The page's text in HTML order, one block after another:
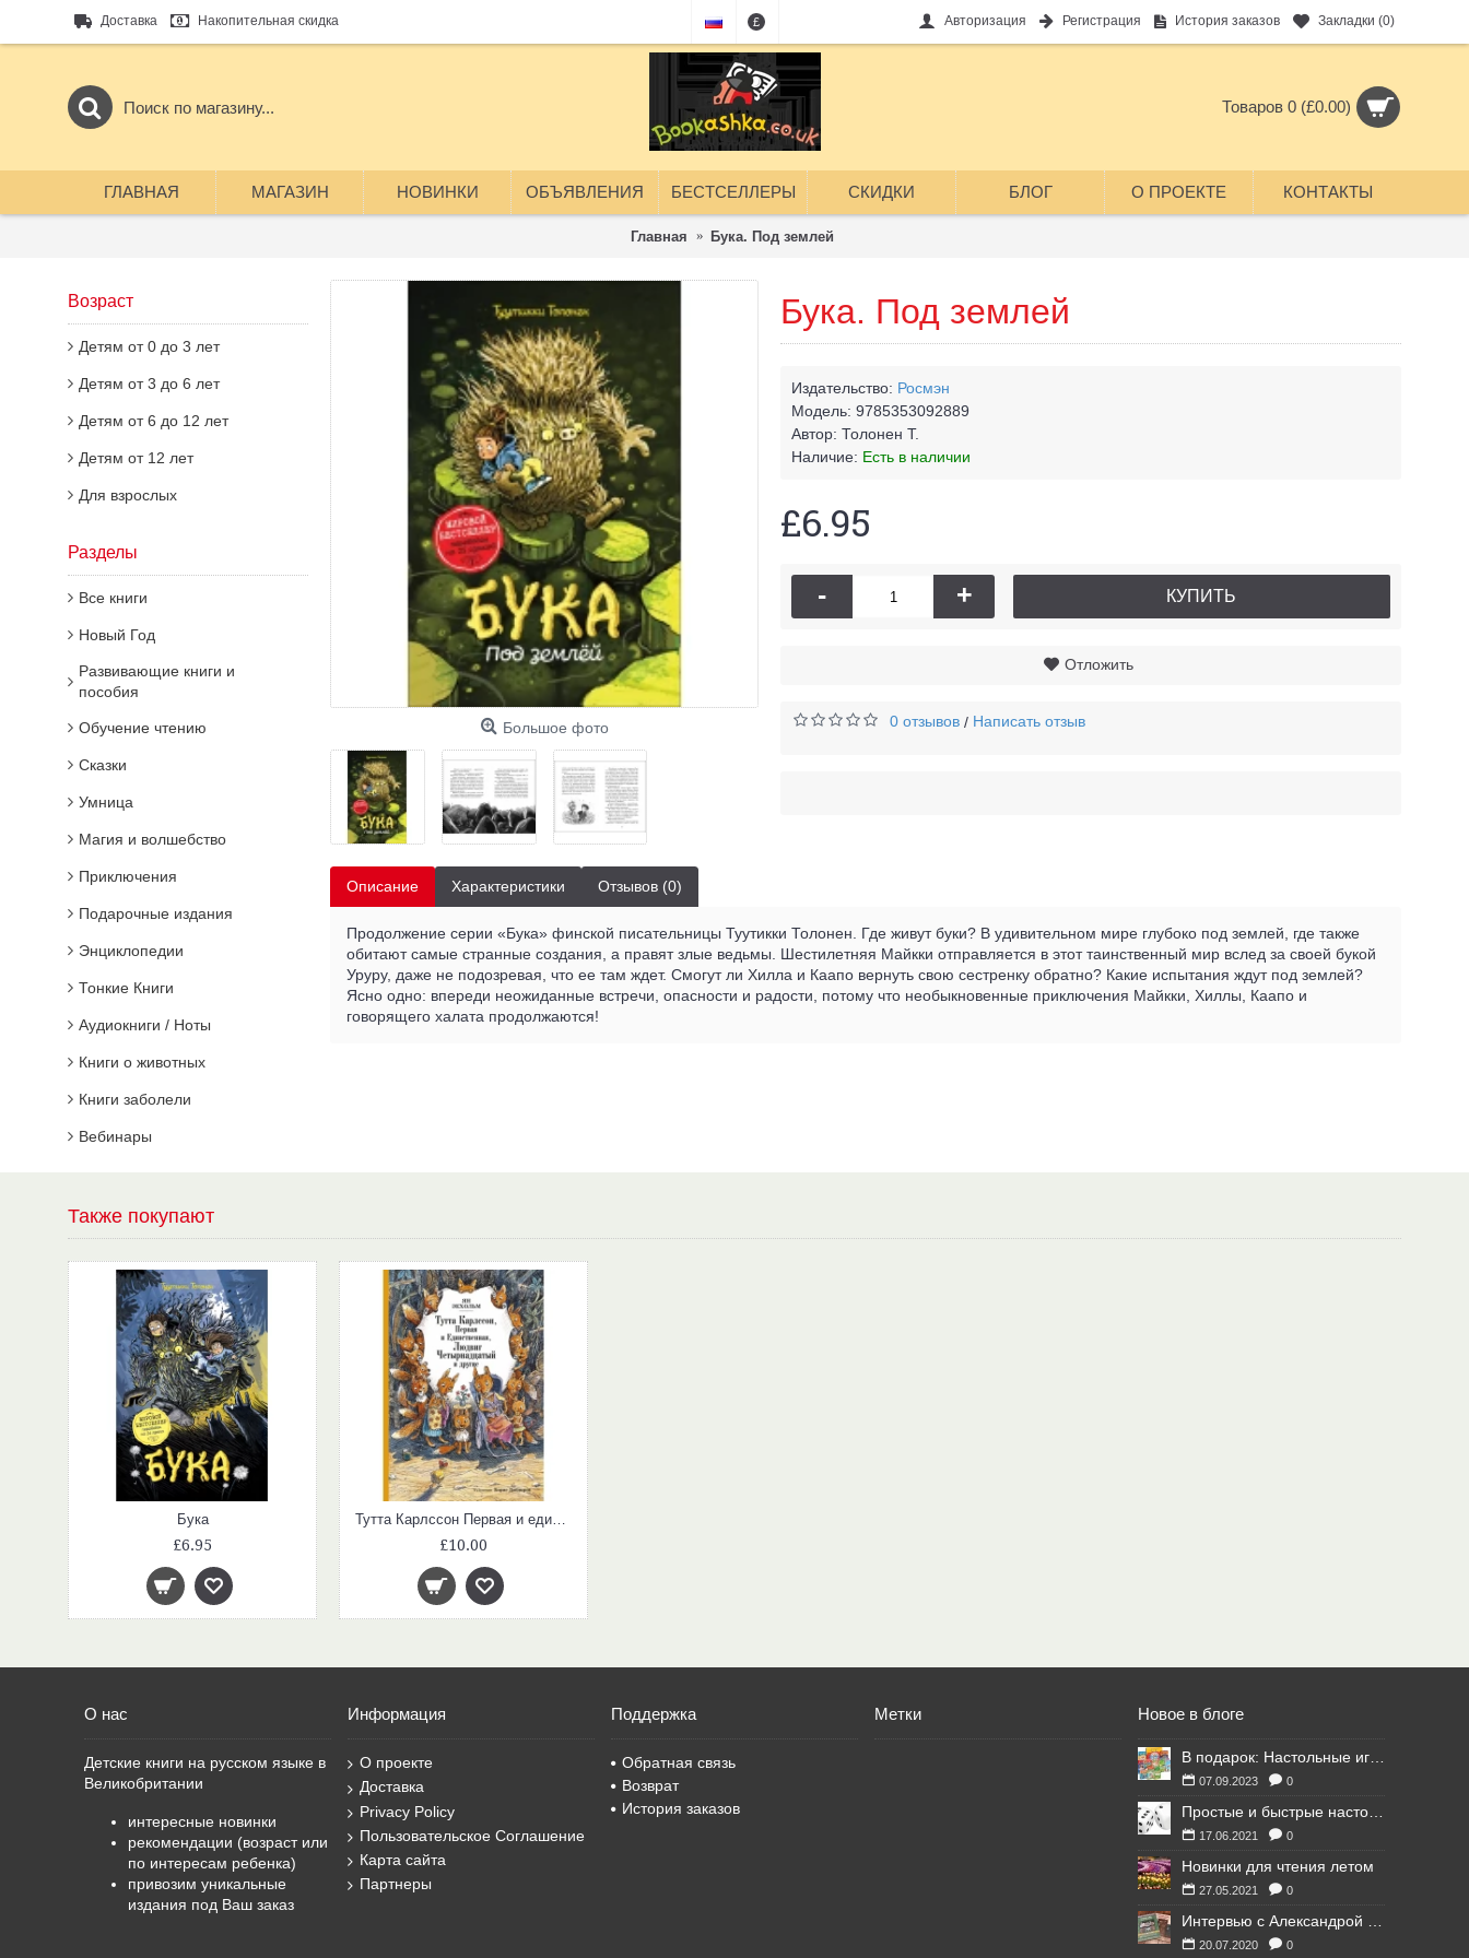
Доставка Накопительная скидка £ Авторизация Регистрация История заказов Закладки (0)
Товаров 0 (£0.00)
ГЛАВНАЯ МАГАЗИН НОВИНКИ ОБЪЯВЛЕНИЯ БЕСТСЕЛЛЕРЫ СКИДКИ БЛОГ О ПРОЕКТЕ КОНТАКТЫ
Главная Бука. Под землей
Возраст
Детям от 0 до 3 лет
Детям от 3 до 6 лет
Детям от 6 до 12 лет
Детям от 12 лет
Для взрослых
Разделы
Все книги
Новый Год
Развивающие книги и
пособия
Обучение чтению
Сказки
Умница
Магия и волшебство
Приключения
Подарочные издания
Энциклопедии
Тонкие Книги
Аудиокниги / Ноты
Книги о животных
Книги заболели
Вебинары
Большое фото
Бука. Под землей
Издательство: Росмэн
Модель: 9785353092889
Автор: Толонен Т.
Наличие: Есть в наличии
£6.95
- + КУПИТЬ
Отложить
0 отзывов / Написать отзыв
Описание Характеристики Отзывов (0)
Продолжение серии «Бука» финской писательницы Туутикки Толонен. Где живут буки? В удивительном мире глубоко под землей, где также
обитают самые странные создания, а правят злые ведьмы. Шестилетняя Майкки отправляется в этот таинственный мир вслед за своей букой
Уруру, даже не подозревая, что ее там ждет. Смогут ли Хилла и Каапо вернуть свою сестренку обратно? Какие испытания ждут под землей?
Ясно одно: впереди неожиданные встречи, опасности и радости, потому что необыкновенные приключения Майкки, Хиллы, Каапо и
говорящего халата продолжаются!
Также покупают
Бука
£6.95
Тутта Карлссон Первая и единственная, Людвиг Четырнадцатый и др.
£10.00
О нас
Детские книги на русском языке в
Великобритании
интересные новинки
рекомендации (возраст или
по интересам ребенка)
привозим уникальные
издания под Ваш заказ
Информация
О проекте
Доставка
Privacy Policy
Пользовательское Соглашение
Карта сайта
Партнеры
Поддержка
Обратная связь
Возврат
История заказов
Метки Новое в блоге
07.09.2023 0
17.06.2021 0
Новинки для чтения летом
27.05.2021 0
20.07.2020 0